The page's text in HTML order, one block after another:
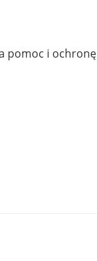
pomoc i ochronę